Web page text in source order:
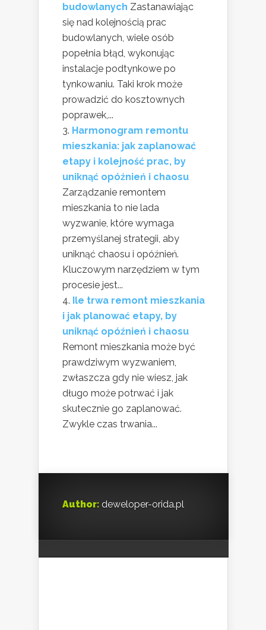
budowlanych Zastanawiając
się nad kolejnością prac
budowlanych, wiele osób
popełnia błąd, wykonując
instalacje podtynkowe po
tynkowaniu. Taki krok może
prowadzić do kosztownych
poprawek,...
Harmonogram remontu
mieszkania: jak zaplanować
etapy i kolejność prac, by
uniknąć opóźnień i chaosu
Zarządzanie remontem
mieszkania to nie lada
wyzwanie, które wymaga
przemyślanej strategii, aby
uniknąć chaosu i opóźnień.
Kluczowym narzędziem w tym
procesie jest...
Ile trwa remont mieszkania
i jak planować etapy, by
uniknąć opóźnień i chaosu
Remont mieszkania może być
prawdziwym wyzwaniem,
zwłaszcza gdy nie wiesz, jak
długo może potrwać i jak
skutecznie go zaplanować.
Zwykle czas trwania...
Author: deweloper-orida.pl